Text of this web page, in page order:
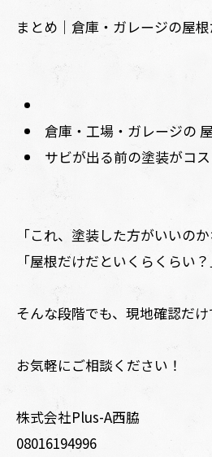
まとめ｜倉庫・ガレージの屋
倉庫・工場・ガレージの
サビが出る前の塗装がコ
「これ、塗装した方がいいのか
「屋根だけだといくらくらい？
そんな段階でも、現地確認だけ
お気軽にご相談ください！
株式会社Plus-A西脇
08016194996